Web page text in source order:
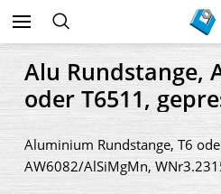
Alu Rundstange,
oder T6511,
Aluminium Rundstange, T6
AW6082/AlSiMgMn,